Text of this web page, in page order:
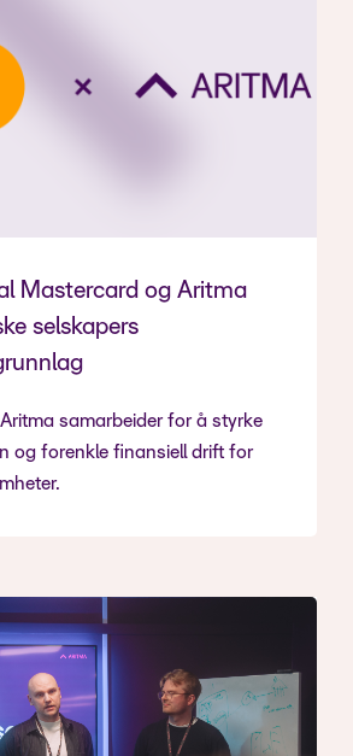
Mastercard og Aritma
selskapers
samarbeider for å styrke
og forenkle finansiell drift for